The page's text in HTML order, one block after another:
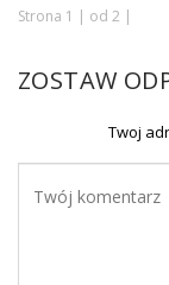
Strona 1 | od 2 |
ZOSTAW
Twoj